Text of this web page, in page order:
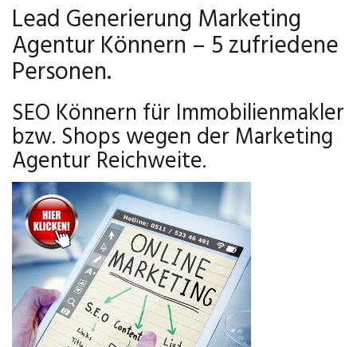
Lead Generierung Marketing
Agentur Könnern – 5 zufriedene
Personen.
SEO Könnern für Immobilienmakler
bzw. Shops wegen der Marketing
Agentur Reichweite.